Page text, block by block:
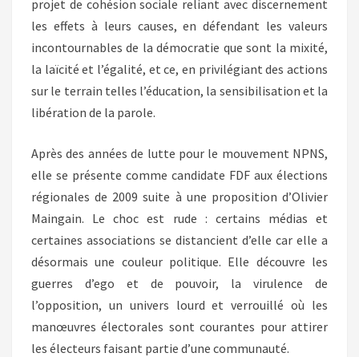
projet de cohésion sociale reliant avec discernement
les effets à leurs causes, en défendant les valeurs
incontournables de la démocratie que sont la mixité,
la laïcité et l’égalité, et ce, en privilégiant des actions
sur le terrain telles l’éducation, la sensibilisation et la
libération de la parole.
Après des années de lutte pour le mouvement NPNS,
elle se présente comme candidate FDF aux élections
régionales de 2009 suite à une proposition d’Olivier
Maingain. Le choc est rude : certains médias et
certaines associations se distancient d’elle car elle a
désormais une couleur politique. Elle découvre les
guerres d’ego et de pouvoir, la virulence de
l’opposition, un univers lourd et verrouillé où les
manœuvres électorales sont courantes pour attirer
les électeurs faisant partie d’une communauté.